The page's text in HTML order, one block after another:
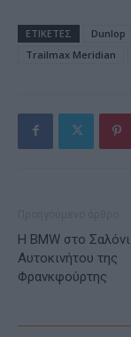
ΕΤΙΚΕΤΕΣ Dunlop
Trailmax Meridian
Η BMW στο Σαλόνι
Αυτοκινήτου της
Φρανκφούρτης